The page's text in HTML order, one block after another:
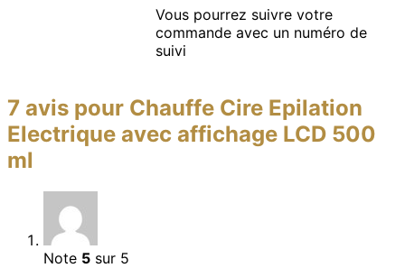
Vous pourrez suivre votre
commande avec un numéro de
suivi
7 avis pour Chauffe Cire Epilation
Electrique avec affichage LCD 500
ml
Note 5 sur 5